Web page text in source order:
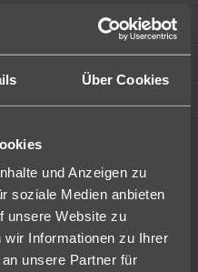
Über Cookies
und Anzeigen zu
soziale Medien anbieten
unsere Website zu
wir Informationen zu Ihrer
unsere Partner für
Nur Hotel